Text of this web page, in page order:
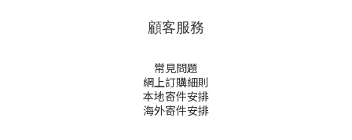
顧客服務
常見問題
網上訂購細則
本地寄件安排
海外寄件安排